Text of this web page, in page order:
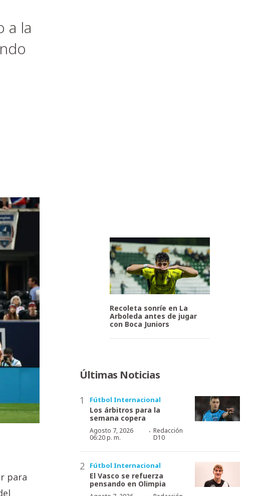
a la
para
Recoleta sonríe en La
Arboleda antes de jugar
con Boca Juniors
Últimas Noticias
Fútbol Internacional
Los árbitros para la
semana copera
Agosto 7, 2026
06:20 p. m.
· Redacción
D10
Fútbol Internacional
El Vasco se refuerza
pensando en Olimpia